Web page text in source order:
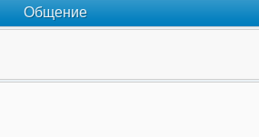
Общение